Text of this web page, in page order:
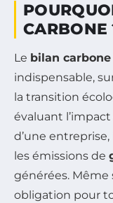
CARBONE
Le bilan carbone
indispensable,
la transition
évaluant
d’une
les émissions de
générées. Même
obligation pour